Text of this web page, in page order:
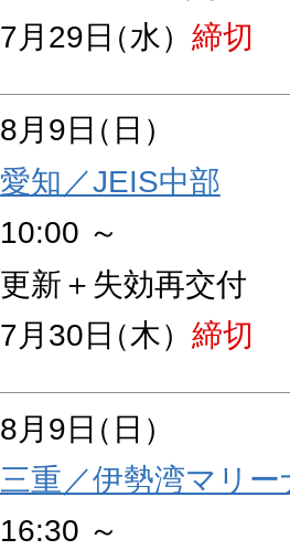
7月29日（水） 締切
8月9日（日）
愛知／JEIS中部
10:00 ～
更新＋失効再交付
7月30日（木） 締切
8月9日（日）
三重／伊勢湾マリー
16:30 ～